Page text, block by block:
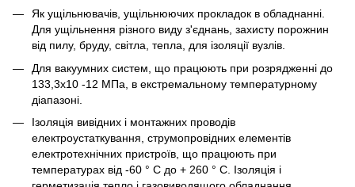
Як ущільнювачів, ущільнюючих прокладок в обладнанні.
Для ущільнення різного виду з'єднань, захисту порожнин
від пилу, бруду, світла, тепла, для ізоляції вузлів.
Для вакуумних систем, що працюють при розрядженні до
133,3х10 -12 МПа, в екстремальному температурному
діапазоні.
Ізоляція вивідних і монтажних проводів
електроустаткування, струмопровідних елементів
електротехнічних пристроїв, що працюють при
температурах від -60 ° С до + 260 ° С. Ізоляція і